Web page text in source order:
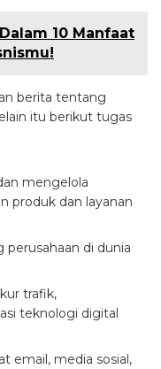
10 Manfaat
berita tentang
itu berikut tugas
mengelola
produk dan layanan
di dunia
trafik,
teknologi digital
email, media sosial,